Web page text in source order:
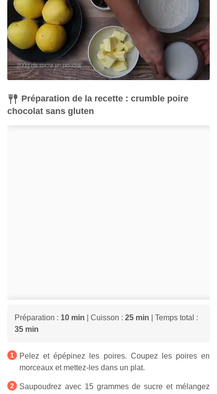
Préparation de la recette : crumble poire
chocolat sans gluten
Préparation : 10 min | Cuisson : 25 min | Temps total :
35 min
Pelez et épépinez les poires. Coupez les poires en
morceaux et mettez-les dans un plat.
Saupoudrez avec 15 grammes de sucre et mélangez